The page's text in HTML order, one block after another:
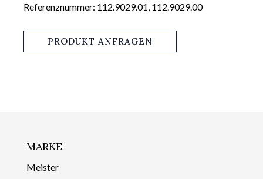
Referenznummer: 112.9029.01, 112.9029.00
PRODUKT ANFRAGEN
MARKE
Meister